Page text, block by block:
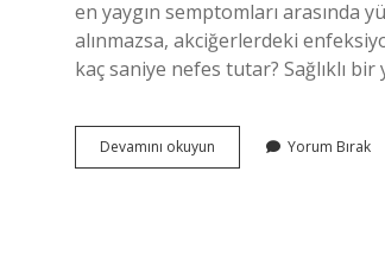
en yaygın semptomları arasında
alınmazsa, akciğerlerdeki
kaç saniye nefes tutar? Sağlıklı
Devamını okuyun Ciğerlerimin
Sağlıklı
Yorum Bırak